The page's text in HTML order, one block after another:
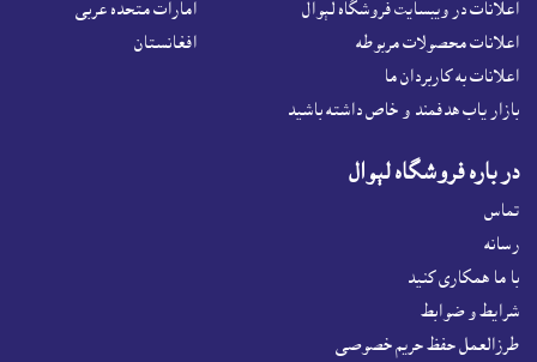
اعلانات در ويبسايت فروشگاه لېوال
اعلانات محصولات مربوطه
اعلانات به کاربردان ما
بازار ياب هدفمند و خاص داشته باشيد
امارات متحده عربی
افغانستان
در باره فروشگاه لېوال
تماس
رسانه
با ما همکاری کنید
شرايط و ضوابط
طرزالعمل حفظ حریم خصوصی